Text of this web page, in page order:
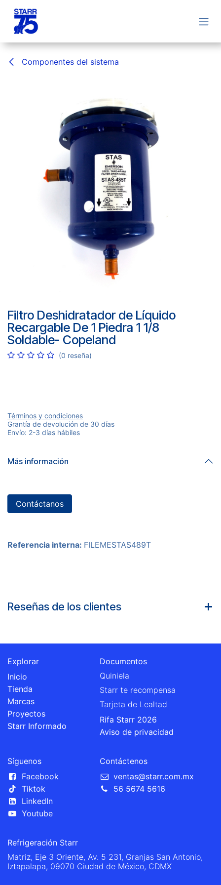
Componentes del sistema
Filtro Deshidratador de Líquido
Recargable De 1 Piedra 1 1/8
Soldable- Copeland
(0 reseña)
Términos y condiciones
Grantía de devolución de 30 días
Envío: 2-3 días hábiles
Más información
Contáctanos
Referencia interna: FILEMESTAS489T
Reseñas de los clientes
Explorar
Inicio
Tienda
Marcas
Proyectos
Starr Informado
Documentos
Quiniela
Starr te recompensa
Tarjeta de Lealtad
Rifa Starr 2026
Aviso de privacidad
Síguenos
Facebook
Tiktok
LinkedIn
Youtube
Contáctenos
ventas@starr.com.mx
56 5674 5616
Refrigeración Starr
Matriz, Eje 3 Oriente, Av. 5 231, Granjas San Antonio,
Iztapalapa, 09070 Ciudad de México, CDMX